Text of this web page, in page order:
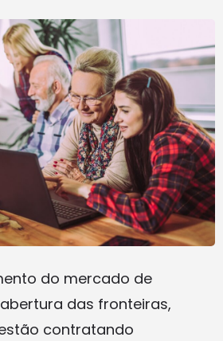
do mercado de
das fronteiras,
contratando